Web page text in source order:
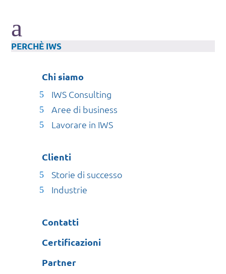
a
PERCHÈ IWS
Chi siamo
IWS Consulting
Aree di business
Lavorare in IWS
Clienti
Storie di successo
Industrie
Contatti
Certificazioni
Partner